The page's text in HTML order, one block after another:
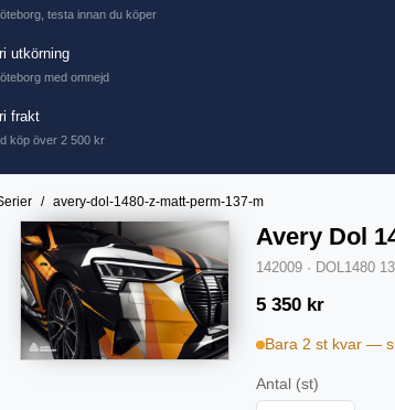
testa innan du köper
utkörning
med omnejd
frakt
köp över 2 500 kr
/ avery-dol-1480-z-matt-perm-137-m
Avery Dol
142009 · DOL1480
5 350 kr
Bara 2 st kvar —
Antal (st)